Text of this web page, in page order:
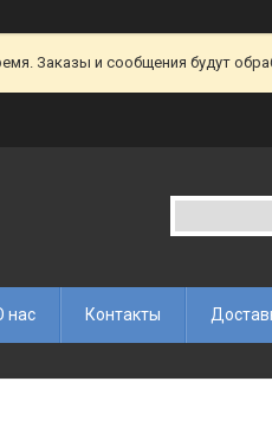
Заказы и сообщения будут
нас Контакты